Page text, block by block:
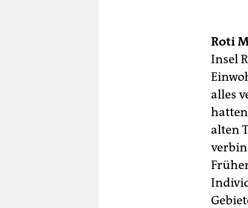
Roti
Insel
alles
alten